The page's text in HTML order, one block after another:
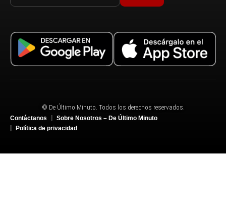
© De Último Minuto. Todos los derechos reservados.
Contáctanos
Sobre Nosotros – De Último Minuto
Política de privacidad